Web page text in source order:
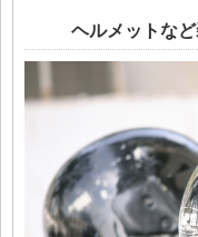
ヘルメットな